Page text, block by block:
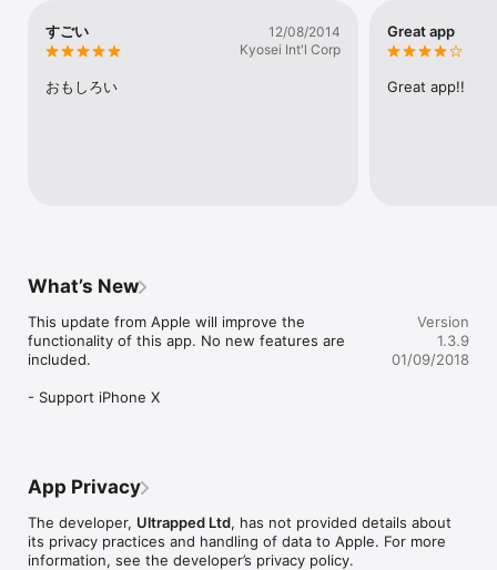
．定期的な問題の無料アップデート
．Facebook, twitter にシェアできます！
とても簡単なので、誰でも気軽に遊べますよ。
すごい
12/08/2014
Kyosei Int'l Corp
おもしろい
Great app
Great app!!
What’s New
This update from Apple will improve the
functionality of this app. No new features are
included.
- Support iPhone X
Version
1.3.9
01/09/2018
App Privacy
The developer, Ultrapped Ltd, has not provided details about
its privacy practices and handling of data to Apple. For more
information, see the developer’s privacy policy.